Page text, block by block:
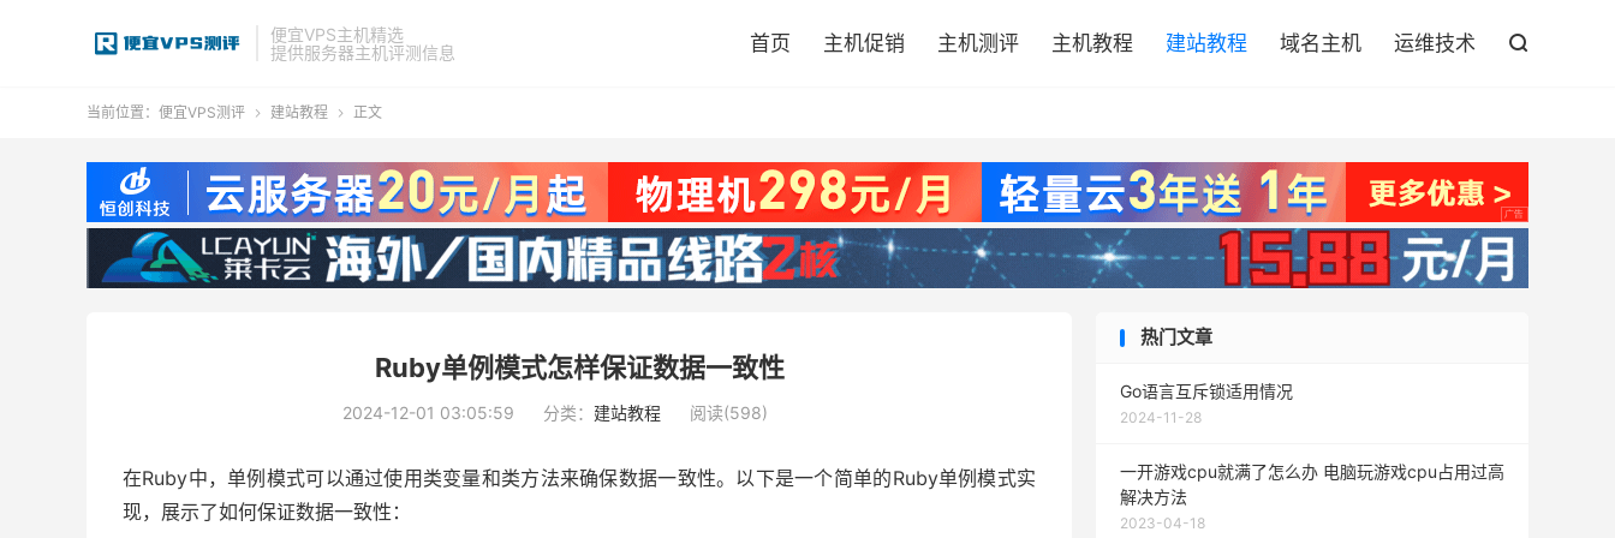
便宜VPS主机精选
提供服务器主机评测信息
首页 主机促销 主机测评 主机教程 建站教程 域名主机 运维技术 
当前位置： 便宜VPS测评  建站教程  正文
Ruby单例模式怎样保证数据一致性
2024-12-01 03:05:59 分类： 建站教程 阅读(598)
在Ruby中，单例模式可以通过使用类变量和类方法来确保数据一致性。以下是一个简单的Ruby单例模式实
现，展示了如何保证数据一致性：
热门文章
Go语言互斥锁适用情况
2024-11-28
一开游戏cpu就满了怎么办 电脑玩游戏cpu占用过高
解决方法
2023-04-18